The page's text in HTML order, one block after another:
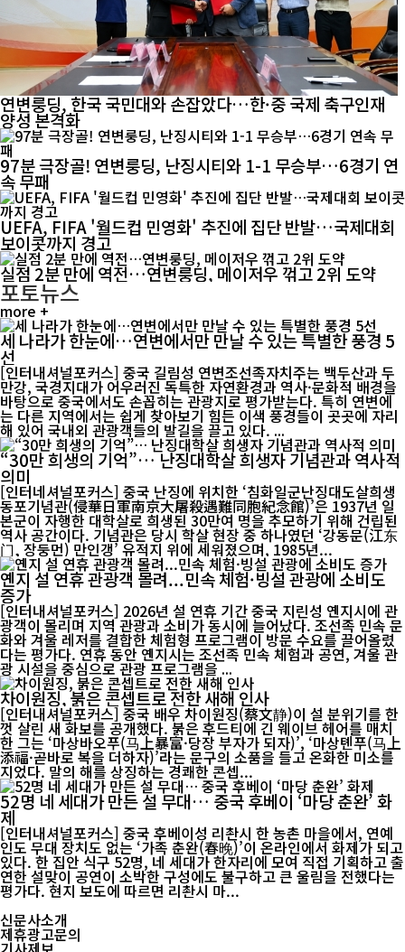
연변룽딩, 한국 국민대와 손잡았다…한·중 국제 축구인재
양성 본격화
97분 극장골! 연변룽딩, 난징시티와 1-1 무승부…6경기 연
속 무패
UEFA, FIFA '월드컵 민영화' 추진에 집단 반발…국제대회
보이콧까지 경고
실점 2분 만에 역전…연변룽딩, 메이저우 꺾고 2위 도약
포토뉴스
more +
세 나라가 한눈에…연변에서만 만날 수 있는 특별한 풍경 5
선
[인터내셔널포커스] 중국 길림성 연변조선족자치주는 백두산과 두
만강, 국경지대가 어우러진 독특한 자연환경과 역사·문화적 배경을
바탕으로 중국에서도 손꼽히는 관광지로 평가받는다. 특히 연변에
는 다른 지역에서는 쉽게 찾아보기 힘든 이색 풍경들이 곳곳에 자리
해 있어 국내외 관광객들의 발길을 끌고 있다. ...
“30만 희생의 기억”… 난징대학살 희생자 기념관과 역사적
의미
[인터네셔널포커스] 중국 난징에 위치한 ‘침화일군난징대도살희생
동포기념관(侵華日軍南京大屠殺遇難同胞紀念館)’은 1937년 일
본군이 자행한 대학살로 희생된 30만여 명을 추모하기 위해 건립된
역사 공간이다. 기념관은 당시 학살 현장 중 하나였던 ‘강동문(江东
门, 장둥먼) 만인갱’ 유적지 위에 세워졌으며, 1985년...
옌지 설 연휴 관광객 몰려...민속 체험·빙설 관광에 소비도
증가
[인터내셔널포커스] 2026년 설 연휴 기간 중국 지린성 옌지시에 관
광객이 몰리며 지역 관광과 소비가 동시에 늘어났다. 조선족 민속 문
화와 겨울 레저를 결합한 체험형 프로그램이 방문 수요를 끌어올렸
다는 평가다. 연휴 동안 옌지시는 조선족 민속 체험과 공연, 겨울 관
광 시설을 중심으로 관광 프로그램을 ...
차이원징, 붉은 콘셉트로 전한 새해 인사
[인터내셔널포커스] 중국 배우 차이원징(蔡文静)이 설 분위기를 한
껏 살린 새 화보를 공개했다. 붉은 후드티에 긴 웨이브 헤어를 매치
한 그는 ‘마상바오푸(马上暴富·당장 부자가 되자)’, ‘마상톈푸(马上
添福·곧바로 복을 더하자)’라는 문구의 소품을 들고 온화한 미소를
지었다. 말의 해를 상징하는 경쾌한 콘셉...
52명 네 세대가 만든 설 무대… 중국 후베이 ‘마당 춘완’ 화
제
[인터내셔널포커스] 중국 후베이성 리촨시 한 농촌 마을에서, 연예
인도 무대 장치도 없는 ‘가족 춘완(春晚)’이 온라인에서 화제가 되고
있다. 한 집안 식구 52명, 네 세대가 한자리에 모여 직접 기획하고 출
연한 설맞이 공연이 소박한 구성에도 불구하고 큰 울림을 전했다는
평가다. 현지 보도에 따르면 리촨시 마...
신문사소개
제휴광고문의